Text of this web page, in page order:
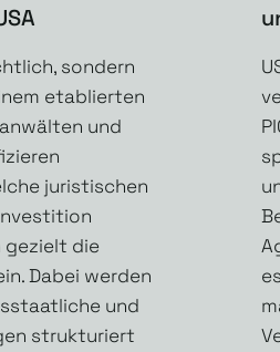
sondern
etablierten
und
juristischen
gezielt die
Dabei werden
und
strukturiert